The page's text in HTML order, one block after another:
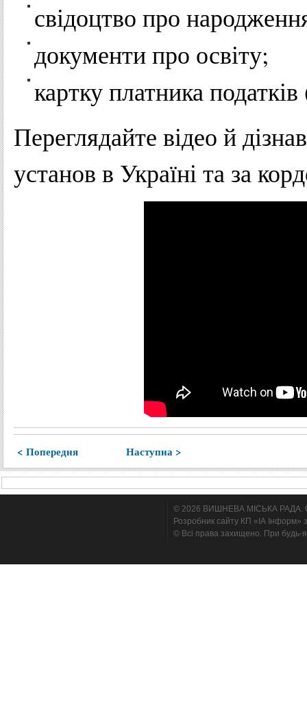
свідоцтво про
документи про освіту;
картку платника
Переглядайте відео й
установ в Україні та за
< Попередня Наступна >
© 2026 ВИШНЕВА МІСЬКА РАДА.
Розробник сайту КП «ІА Інформ»
© Всі права захищено. При будь-